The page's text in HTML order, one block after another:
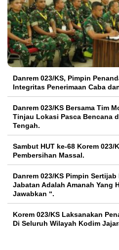
Danrem 023/KS, Pimpin
Integritas Penerimaan Caba
Danrem 023/KS Bersama Tim
Tinjau Lokasi Pasca Bencana
Tengah.
Sambut HUT ke-68 Korem
Pembersihan Massal.
Danrem 023/KS Pimpin
Jabatan Adalah Amanah Yang
Jawabkan “.
Korem 023/KS Laksanakan
Di Seluruh Wilayah Kodim